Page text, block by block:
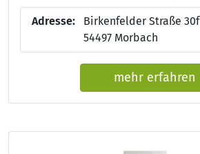
Adresse:
Birkenfelder Straße 30f
54497 Morbach
mehr erfahren